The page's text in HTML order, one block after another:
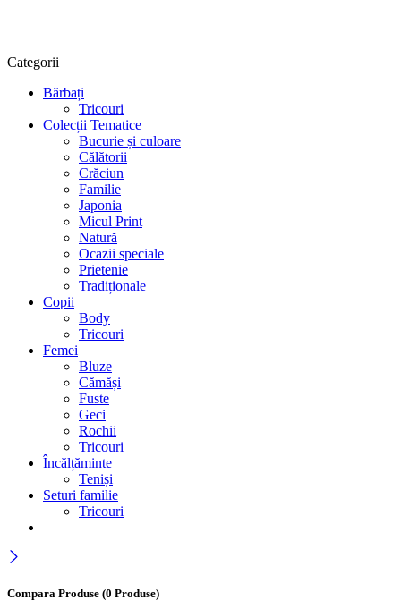
Categorii
Bărbați
Tricouri
Colecții Tematice
Bucurie și culoare
Călătorii
Crăciun
Familie
Japonia
Micul Print
Natură
Ocazii speciale
Prietenie
Tradiționale
Copii
Body
Tricouri
Femei
Bluze
Cămăși
Fuste
Geci
Rochii
Tricouri
Încălțăminte
Teniși
Seturi familie
Tricouri
Compara Produse (0 Produse)